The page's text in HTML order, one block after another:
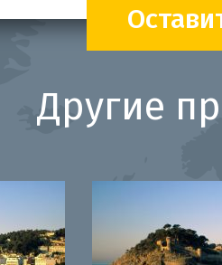
Другие